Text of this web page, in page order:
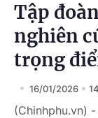
Tập
nghiên
trọng
16/01/2026
(Chinhphu.vn)